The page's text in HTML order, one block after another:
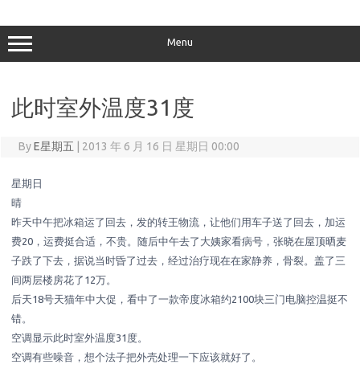
Menu
此时室外温度31度
ByE星期五 2013 年 6 月 16 日 星期日 00:00
星期日
晴
昨天中午把冰箱运了回去，发的转王物流，让他们用车子送了回去，加运
费20，运费挺合适，不贵。随后中午去了大姨家看病号，张晓在屋顶晒麦
子跌了下去，据说当时昏了过去，经过治疗现在在家静养，骨裂。盖了三
间两层楼房花了12万。
后天18号天猫年中大促，看中了一款帝度冰箱约2100块三门电脑控温挺不
错。
空调显示此时室外温度31度。
空调有些噪音，想个法子把外壳处理一下应该就好了。